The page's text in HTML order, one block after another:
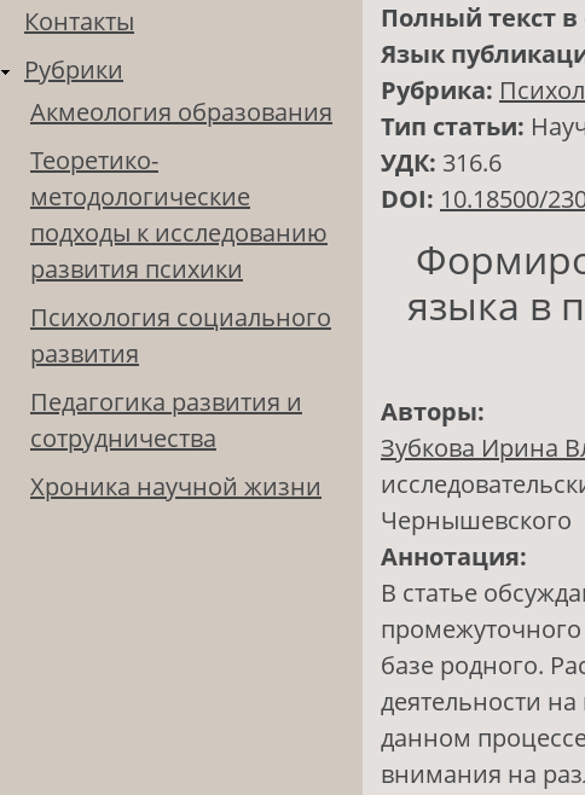
Контакты
Рубрики
Акмеология образования
Теоретико-
методологические
подходы к исследованию
развития психики
Психология социального
развития
Педагогика развития и
сотрудничества
Хроника научной жизни
Полный текст в
Язык
Рубрика:
Тип статьи:
УДК: 316.6
DOI: 10.18500/
языка в
Авторы:
Зубкова Ирина
Чернышевского
Аннотация:
В статье
базе родного.
деятельности
данном
внимания на